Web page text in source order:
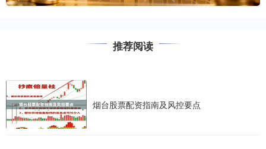
推荐阅读
烟台股票配资指南及风控要点